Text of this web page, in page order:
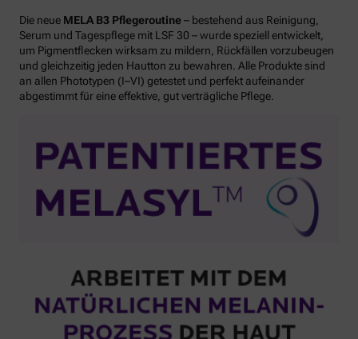
Die neue MELA B3 Pflegeroutine– bestehend aus Reinigung,
Serum und Tagespflege mit LSF 30 – wurde speziell entwickelt,
um Pigmentflecken wirksam zu mildern, Rückfällen vorzubeugen
und gleichzeitig jeden Hautton zu bewahren. Alle Produkte sind
an allen Phototypen (I–VI) getestet und perfekt aufeinander
abgestimmt für eine effektive, gut verträgliche Pflege.